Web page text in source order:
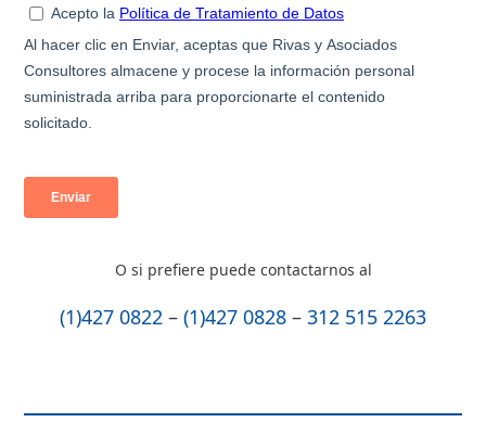
O si prefiere puede contactarnos al
(1)427 0822 – (1)427 0828 – 312 515 2263